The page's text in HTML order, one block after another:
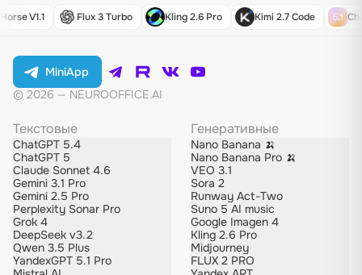
V1.1 Flux 3 Turbo Kling 2.6 Pro Kimi 2.7 Code
MiniApp
© 2026 — NEUROOFFICE.AI
Текстовые
ChatGPT 5.4
ChatGPT 5
Claude Sonnet 4.6
Gemini 3.1 Pro
Gemini 2.5 Pro
Perplexity Sonar Pro
Grok 4
DeepSeek v3.2
Qwen 3.5 Plus
YandexGPT 5.1 Pro
Генеративные
Nano Banana 🍌
Nano Banana Pro 🍌
VEO 3.1
Sora 2
Runway Act-Two
Suno 5 AI music
Google Imagen 4
Kling 2.6 Pro
Midjourney
FLUX 2 PRO